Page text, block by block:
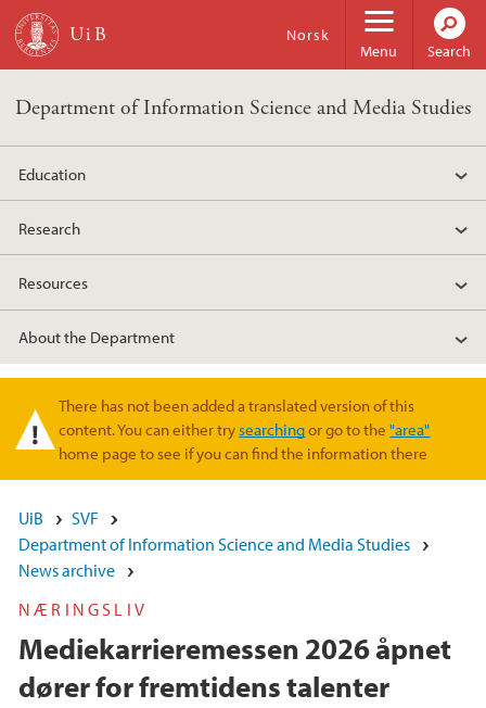
Skip to main content
Menu
Norsk
Search
Department of Information Science and Media Studies
Education
Research
Resources
About the Department
Warning message
There has not been added a translated version of this
content. You can either try searchingor go to the"area"
home page to see if you can find the information there
UiB
SVF
Department of Information Science and Media Studies
News archive
NÆRINGSLIV
Mediekarrieremessen 2026 åpnet
dører for fremtidens talenter